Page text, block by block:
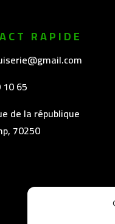
RAPIDE
65
de la république
70250